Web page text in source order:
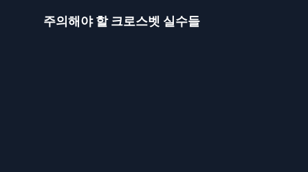
주의해야 할 크로스벳 실수들